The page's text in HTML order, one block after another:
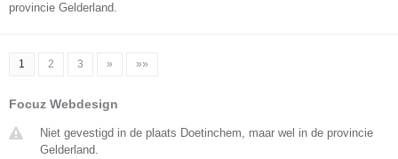
provincie Gelderland.
1 2 3 » »»
Focuz Webdesign
Niet gevestigd in de plaats Doetinchem, maar wel in de provincie
Gelderland.